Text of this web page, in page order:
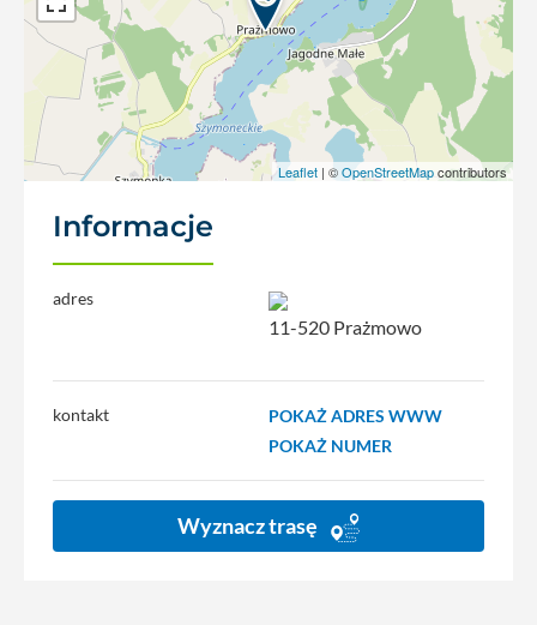
Leaflet | ©OpenStreetMapcontributors
Informacje
adres
11-520 Prażmowo
kontakt
POKAŻ ADRES WWW
POKAŻ NUMER
Wyznacz trasę